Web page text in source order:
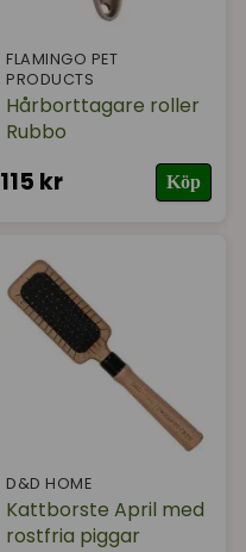
FLAMINGO PET
PRODUCTS
Hårborttagare roller
Rubbo
115 kr Köp
D&D HOME
Kattborste April med
rostfria piggar